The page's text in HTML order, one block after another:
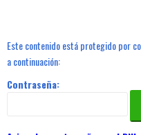
Este contenido está protegido por
a continuación:
Contraseña: